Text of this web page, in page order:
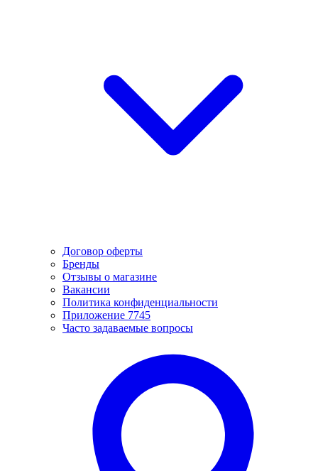
Договор оферты
Бренды
Отзывы о магазине
Вакансии
Политика конфиденциальности
Приложение 7745
Часто задаваемые вопросы